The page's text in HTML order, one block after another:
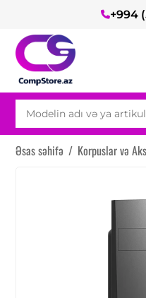
+994
Əsas səhifə / Korpuslar və